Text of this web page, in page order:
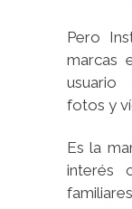
Pero
marcas
usuario
fotos y
Es la
interés